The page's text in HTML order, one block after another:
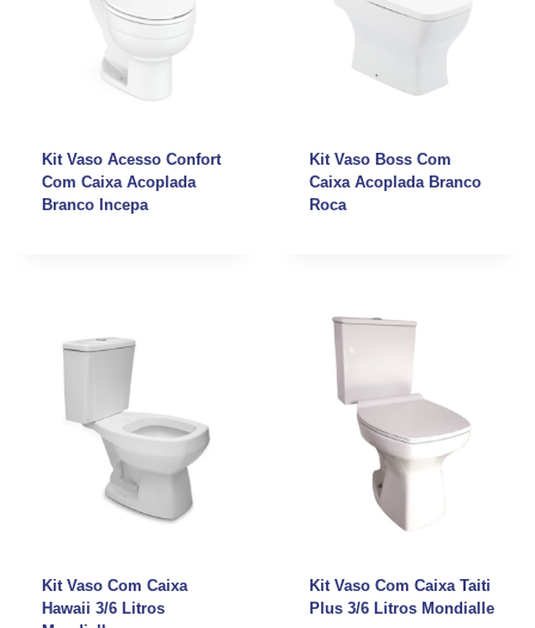
Kit Vaso Acesso Confort
Com Caixa Acoplada
Branco Incepa
Kit Vaso Boss Com
Caixa Acoplada Branco
Roca
Kit Vaso Com Caixa
Hawaii 3/6 Litros
Kit Vaso Com Caixa Taiti
Plus 3/6 Litros Mondialle